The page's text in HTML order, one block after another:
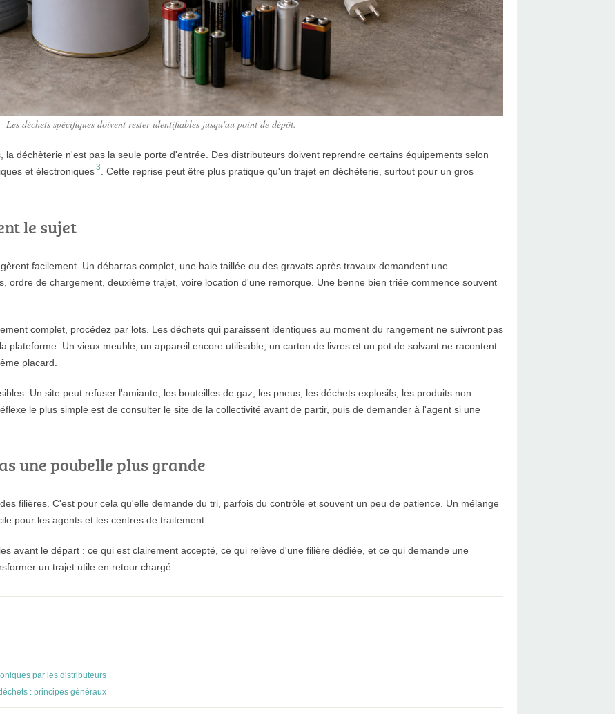
Les déchets spécifiques doivent rester identifiables jusqu'au point de dépôt.
la déchèterie n'est pas la seule porte d'entrée. Des distributeurs doivent reprendre certains équipements selon
et électroniques3
. Cette reprise peut être plus pratique qu'un trajet en déchèterie, surtout pour un gros
le sujet
facilement. Un débarras complet, une haie taillée ou des gravats après travaux demandent une
ordre de chargement, deuxième trajet, voire location d'une remorque. Une benne bien triée commence souvent
complet, procédez par lots. Les déchets qui paraissent identiques au moment du rangement ne suivront pas
plateforme. Un vieux meuble, un appareil encore utilisable, un carton de livres et un pot de solvant ne racontent
placard.
Un site peut refuser l'amiante, les bouteilles de gaz, les pneus, les déchets explosifs, les produits non
le plus simple est de consulter le site de la collectivité avant de partir, puis de demander à l'agent si une
une poubelle plus grande
filières. C'est pour cela qu'elle demande du tri, parfois du contrôle et souvent un peu de patience. Un mélange
pour les agents et les centres de traitement.
avant le départ : ce qui est clairement accepté, ce qui relève d'une filière dédiée, et ce qui demande une
un trajet utile en retour chargé.
par les distributeurs
: principes généraux